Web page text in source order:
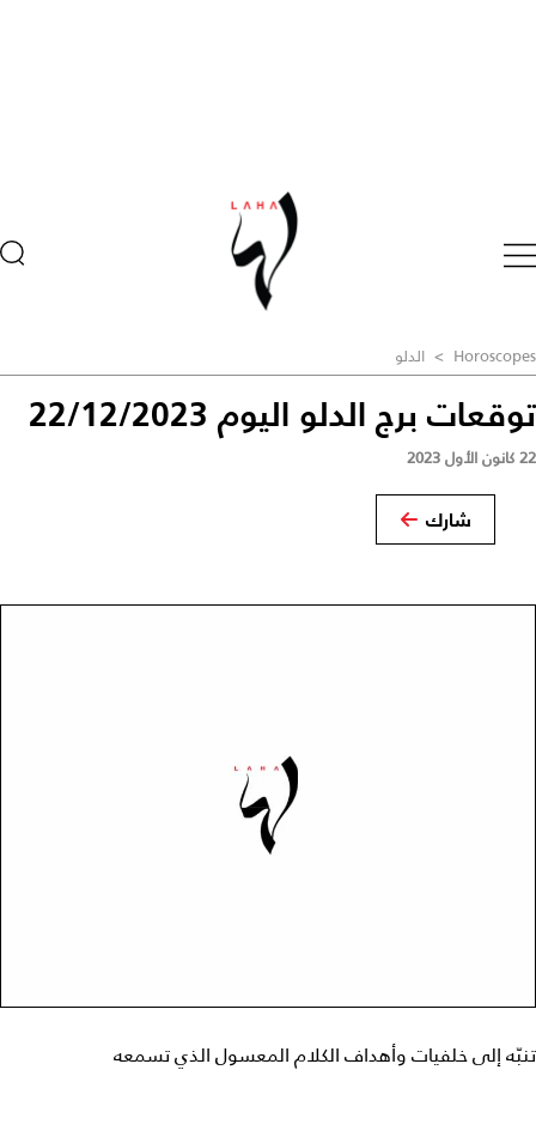
Horoscopes
> الدلو
توقعات برج الدلو اليوم 22/12/2023
22 كانون الأول 2023
شارك
تنبّه إلى خلفيات وأهداف الكلام المعسول الذي تسمعه